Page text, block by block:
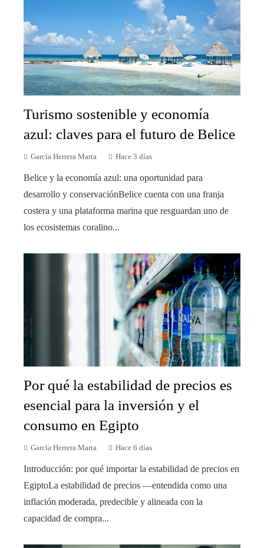
Turismo sostenible y economía
azul: claves para el futuro de Belice
García Herrera Marta Hace 3 días
Belice y la economía azul: una oportunidad para
desarrollo y conservaciónBelice cuenta con una franja
costera y una plataforma marina que resguardan uno de
los ecosistemas coralino...
Por qué la estabilidad de precios es
esencial para la inversión y el
consumo en Egipto
García Herrera Marta Hace 6 días
Introducción: por qué importar la estabilidad de precios en
EgiptoLa estabilidad de precios —entendida como una
inflación moderada, predecible y alineada con la
capacidad de compra...